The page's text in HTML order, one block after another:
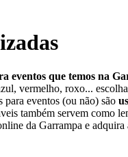
eventos que temos na
vermelho, roxo...
eventos (ou não) são
também servem como
da Garrampa e